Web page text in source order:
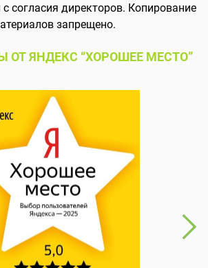
согласия директоров. Копирование
запрещено.
ОТ ЯНДЕКС “ХОРОШЕЕ МЕСТО”